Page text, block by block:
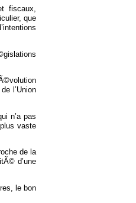
fiscaux,
que
l’Union
n’a pas
vaste
de la
d’une
le bon